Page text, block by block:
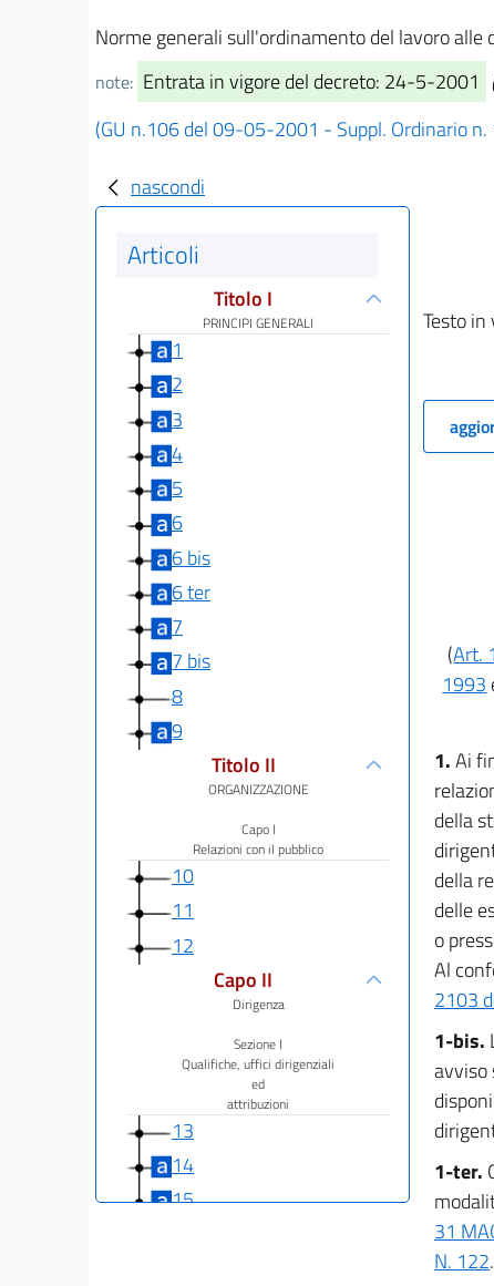
Norme generali sull'ordinamento del lavoro
note: Entrata in vigore del decreto: 24-5-2001
(GU n.106 del 09-05-2001 - Suppl. Ordinario n.
nascondi
Articoli
Titolo I
PRINCIPI GENERALI
1
2
3
4
5
6
6 bis
6 ter
7
7 bis
8
9
Titolo II
ORGANIZZAZIONE
Capo I
Relazioni con il pubblico
10
11
12
Capo II
Dirigenza
Sezione I
Qualifiche, uffici dirigenziali
ed
attribuzioni
13
14
15
Testo in
(Art.
1993
1.Ai
della
della
delle
o
Al
2103
1-bis.
avviso
1-ter.
31
N. 122.